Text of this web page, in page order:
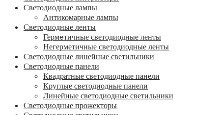
Светодиодные лампы
Антикомарные лампы
Светодиодные ленты
Гермeтичные светодиодные ленты
Негерметичные светодиодные ленты
Светодиодные линейные светильники
Светодиодные панели
Квадратные светодиодные панели
Круглые светодиодные панели
Линейные светодиодные светильники
Светодиодные прожекторы